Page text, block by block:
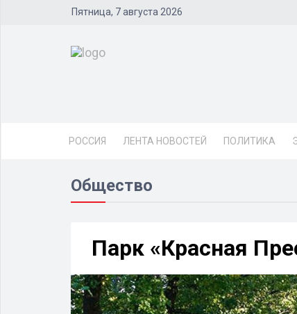
Пятница, 7 августа 2026
РОССИЯ ЛЕНТА НОВОСТЕЙ ПОЛИТИКА
Общество
Парк «Красная